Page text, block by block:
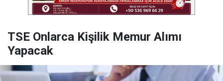
TSE Onlarca Kişilik Memur Alımı
Yapacak